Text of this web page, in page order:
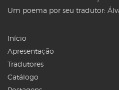
Um poema por seu tradutor:
Início
Apresentação
Tradutores
Catálogo